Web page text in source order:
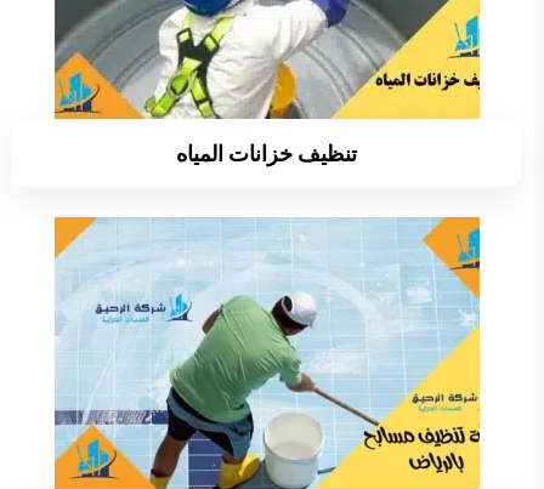
تنظيف خزانات المياه